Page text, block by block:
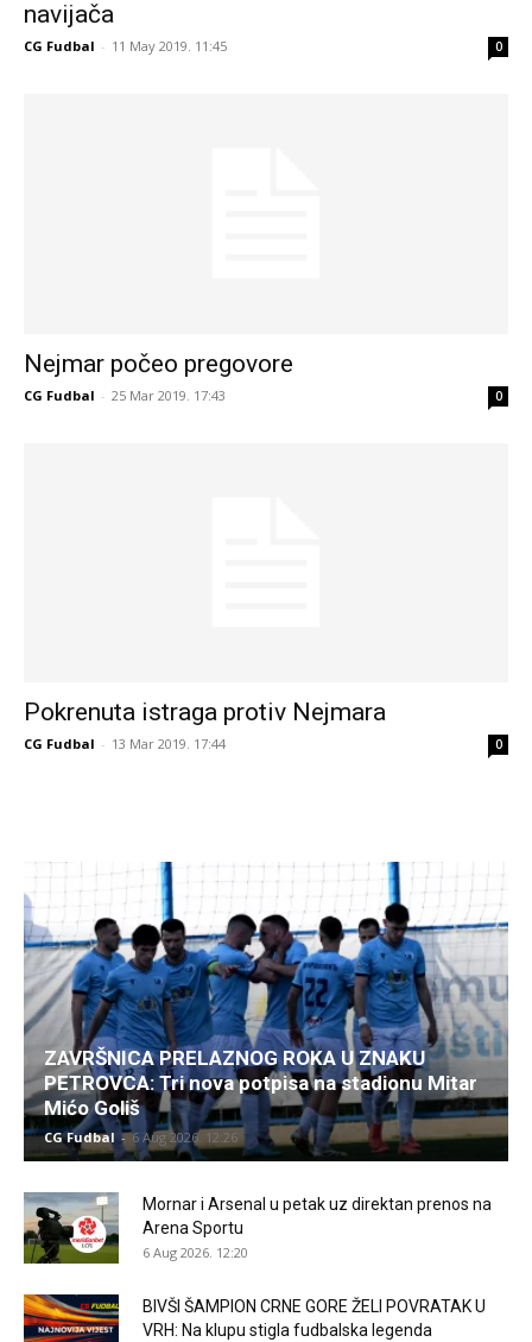
navijača
CG Fudbal - 11 May 2019. 11:45 0
Nejmar počeo pregovore
CG Fudbal - 25 Mar 2019. 17:43 0
Pokrenuta istraga protiv Nejmara
CG Fudbal - 13 Mar 2019. 17:44 0
ZAVRŠNICA PRELAZNOG ROKA U ZNAKU
PETROVCA: Tri nova potpisa na stadionu Mitar
Mićo Goliš
CG Fudbal - 6 Aug 2026. 12:26
Mornar i Arsenal u petak uz direktan prenos na
Arena Sportu
6 Aug 2026. 12:20
BIVŠI ŠAMPION CRNE GORE ŽELI POVRATAK U
VRH: Na klupu stigla fudbalska legenda